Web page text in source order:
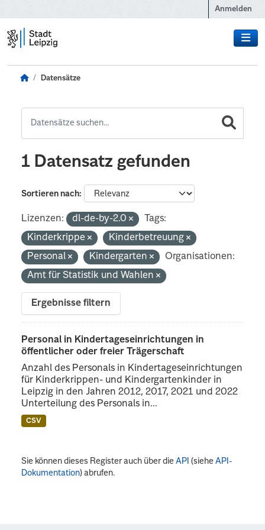
Anmelden
Datensätze
1 Datensatz gefunden
Sortieren nach
Lizenzen: dl-de-by-2.0
Tags:
Kinderkrippe
Kinderbetreuung
Personal
Kindergarten
Organisationen:
Amt für Statistik und Wahlen
Ergebnisse filtern
Personal in Kindertageseinrichtungen in
öffentlicher oder freier Trägerschaft
Anzahl des Personals in Kindertageseinrichtungen
für Kinderkrippen- und Kindergartenkinder in
Leipzig in den Jahren 2012, 2017, 2021 und 2022
Unterteilung des Personals in...
CSV
Sie können dieses Register auch über dieAPI (sieheAPI-
Dokumentation) abrufen.